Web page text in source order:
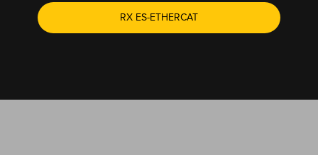
RX ES-ETHERCAT